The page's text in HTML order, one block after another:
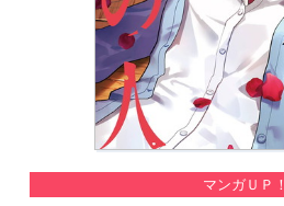
マンガＵＰ！